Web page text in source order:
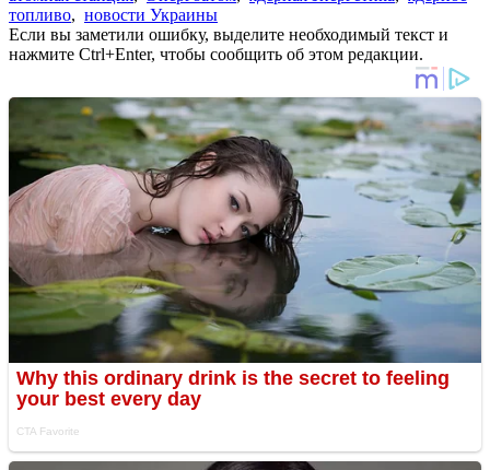
топливо, новости Украины
Если вы заметили ошибку, выделите необходимый текст и
нажмите Ctrl+Enter, чтобы сообщить об этом редакции.